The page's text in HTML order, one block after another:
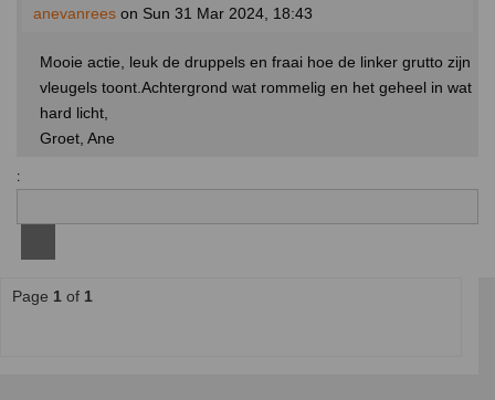
anevanrees on Sun 31 Mar 2024, 18:43
Mooie actie, leuk de druppels en fraai hoe de linker grutto zijn
vleugels toont.Achtergrond wat rommelig en het geheel in wat
hard licht,
Groet, Ane
:
Page 1 of 1